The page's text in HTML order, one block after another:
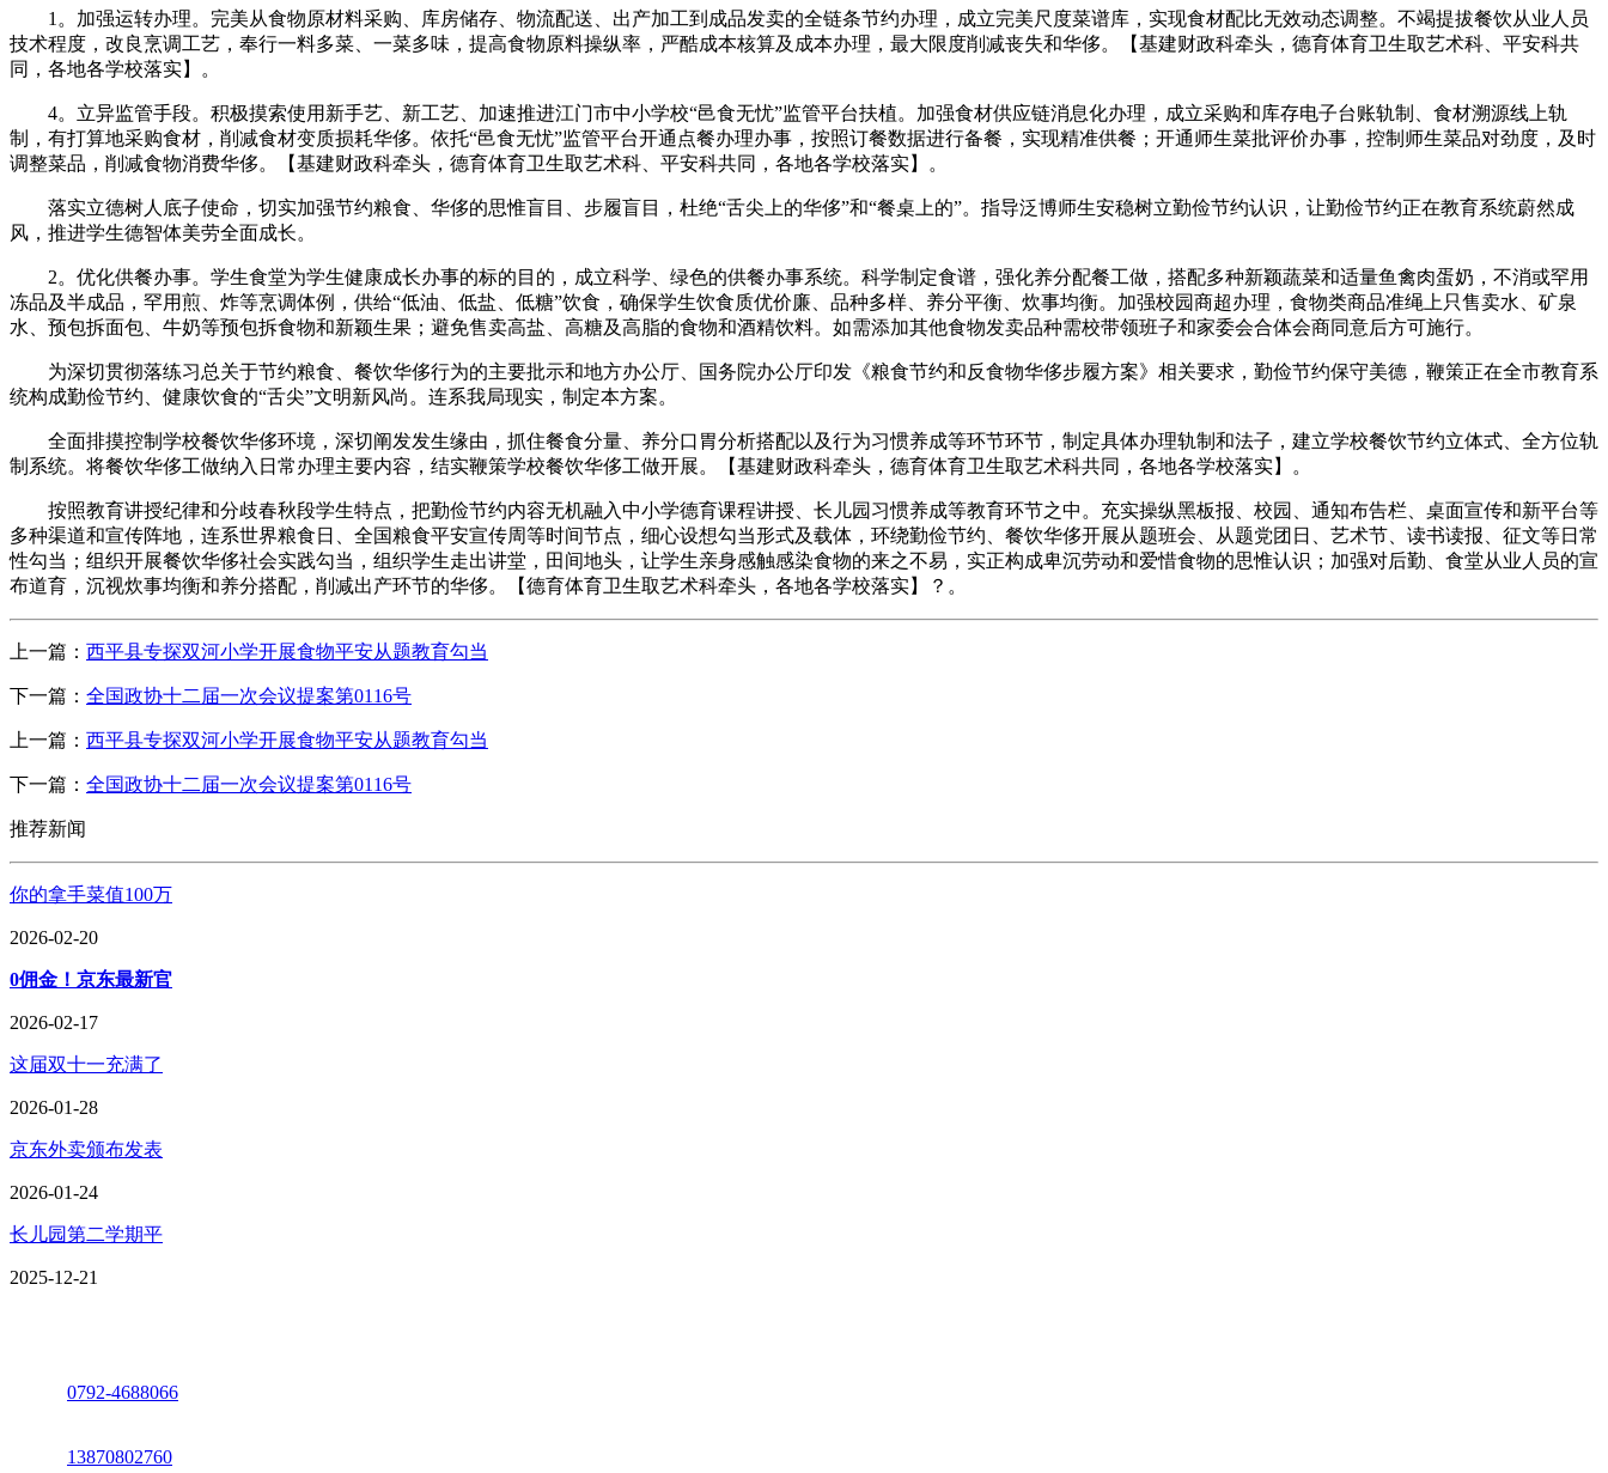
1。加强运转办理。完美从食物原材料采购、库房储存、物流配送、出产加工到成品发卖的全链条节约办理，成立完美尺度菜谱库，实现食材配比无效动态调整。不竭提拔餐饮从业人员
技术程度，改良烹调工艺，奉行一料多菜、一菜多味，提高食物原料操纵率，严酷成本核算及成本办理，最大限度削减丧失和华侈。【基建财政科牵头，德育体育卫生取艺术科、平安科共
同，各地各学校落实】。
4。立异监管手段。积极摸索使用新手艺、新工艺、加速推进江门市中小学校“邑食无忧”监管平台扶植。加强食材供应链消息化办理，成立采购和库存电子台账轨制、食材溯源线上轨
制，有打算地采购食材，削减食材变质损耗华侈。依托“邑食无忧”监管平台开通点餐办理办事，按照订餐数据进行备餐，实现精准供餐；开通师生菜批评价办事，控制师生菜品对劲度，及时
调整菜品，削减食物消费华侈。【基建财政科牵头，德育体育卫生取艺术科、平安科共同，各地各学校落实】。
落实立德树人底子使命，切实加强节约粮食、华侈的思惟盲目、步履盲目，杜绝“舌尖上的华侈”和“餐桌上的”。指导泛博师生安稳树立勤俭节约认识，让勤俭节约正在教育系统蔚然成
风，推进学生德智体美劳全面成长。
2。优化供餐办事。学生食堂为学生健康成长办事的标的目的，成立科学、绿色的供餐办事系统。科学制定食谱，强化养分配餐工做，搭配多种新颖蔬菜和适量鱼禽肉蛋奶，不消或罕用
冻品及半成品，罕用煎、炸等烹调体例，供给“低油、低盐、低糖”饮食，确保学生饮食质优价廉、品种多样、养分平衡、炊事均衡。加强校园商超办理，食物类商品准绳上只售卖水、矿泉
水、预包拆面包、牛奶等预包拆食物和新颖生果；避免售卖高盐、高糖及高脂的食物和酒精饮料。如需添加其他食物发卖品种需校带领班子和家委会合体会商同意后方可施行。
为深切贯彻落练习总关于节约粮食、餐饮华侈行为的主要批示和地方办公厅、国务院办公厅印发《粮食节约和反食物华侈步履方案》相关要求，勤俭节约保守美德，鞭策正在全市教育系
统构成勤俭节约、健康饮食的“舌尖”文明新风尚。连系我局现实，制定本方案。
全面排摸控制学校餐饮华侈环境，深切阐发发生缘由，抓住餐食分量、养分口胃分析搭配以及行为习惯养成等环节环节，制定具体办理轨制和法子，建立学校餐饮节约立体式、全方位轨
制系统。将餐饮华侈工做纳入日常办理主要内容，结实鞭策学校餐饮华侈工做开展。【基建财政科牵头，德育体育卫生取艺术科共同，各地各学校落实】。
按照教育讲授纪律和分歧春秋段学生特点，把勤俭节约内容无机融入中小学德育课程讲授、长儿园习惯养成等教育环节之中。充实操纵黑板报、校园、通知布告栏、桌面宣传和新平台等
多种渠道和宣传阵地，连系世界粮食日、全国粮食平安宣传周等时间节点，细心设想勾当形式及载体，环绕勤俭节约、餐饮华侈开展从题班会、从题党团日、艺术节、读书读报、征文等日常
性勾当；组织开展餐饮华侈社会实践勾当，组织学生走出讲堂，田间地头，让学生亲身感触感染食物的来之不易，实正构成卑沉劳动和爱惜食物的思惟认识；加强对后勤、食堂从业人员的宣
布道育，沉视炊事均衡和养分搭配，削减出产环节的华侈。【德育体育卫生取艺术科牵头，各地各学校落实】？。
上一篇： 西平县专探双河小学开展食物平安从题教育勾当
下一篇： 全国政协十二届一次会议提案第0116号
上一篇： 西平县专探双河小学开展食物平安从题教育勾当
下一篇： 全国政协十二届一次会议提案第0116号
推荐新闻
你的拿手菜值100万
2026-02-20
0佣金！京东最新官
2026-02-17
这届双十一充满了
2026-01-28
京东外卖颁布发表
2026-01-24
长儿园第二学期平
2025-12-21
0792-4688066
13870802760